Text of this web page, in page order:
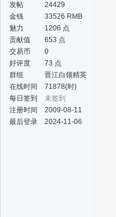
发帖
24429
金钱
33526 RMB
魅力
1206 点
贡献值
653 点
交易币
0
好评度
73 点
群组
晋江白领精英
群
在线时间
71878(时)
每日签到
未签到
注册时间
2009-08-11
最后登录
2024-11-06